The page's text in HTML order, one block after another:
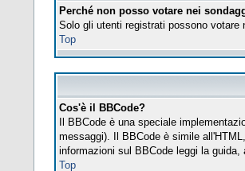
Perché non posso votare nei
Solo gli utenti registrati possono votare
Top
Cos'è il BBCode?
Il BBCode è una speciale
messaggi). Il BBCode è simile
informazioni sul BBCode leggi la
Top